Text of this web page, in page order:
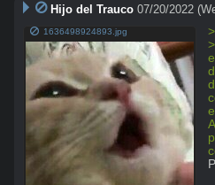
Hijo del Trauco 07/20/2022
1636498924893.jpg